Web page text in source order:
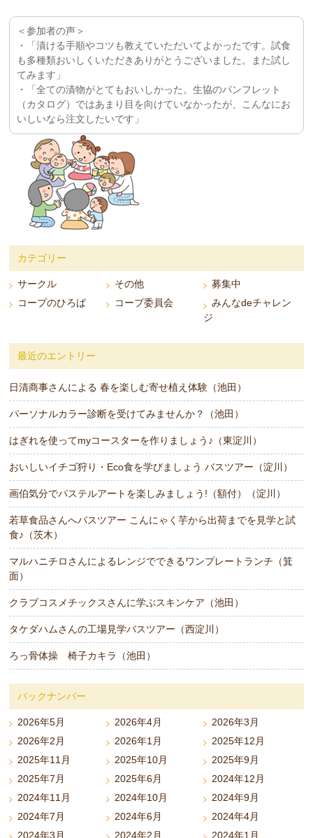
＜参加者の声＞
・「漬ける手順やコツも教えていただいてよかったです。試食
も多種類おいしくいただきありがとうございました。また試し
てみます」
・「全ての漬物がとてもおいしかった。生協のパンフレット
（カタログ）ではあまり目を向けていなかったが、こんなにお
いしいなら注文したいです」
カテゴリー
サークル その他
募集中
コープのひろば
コープ委員会
みんなdeチャレン
ジ
最近のエントリー
日清商事さんによる 春を楽しむ寄せ植え体験（池田）
パーソナルカラー診断を受けてみませんか？（池田）
はぎれを使ってmyコースターを作りましょう♪（東淀川）
おいしいイチゴ狩り・Eco食を学びましょう バスツアー（淀川）
画伯気分でパステルアートを楽しみましょう!（額付）（淀川）
若草食品さんへバスツアー こんにゃく芋から出荷までを見学と試
食♪（茨木）
マルハニチロさんによるレンジでできるワンプレートランチ（箕
面）
クラブコスメチックスさんに学ぶスキンケア（池田）
タケダハムさんの工場見学バスツアー（西淀川）
ろっ骨体操 椅子カキラ（池田）
バックナンバー
2026年5月 2026年4月
2026年3月
2026年2月
2026年1月
2025年12月
2025年11月
2025年10月
2025年9月
2025年7月
2025年6月
2024年12月
2024年11月
2024年10月
2024年9月
2024年7月
2024年6月
2024年4月
2024年3月
2024年2月
2024年1月